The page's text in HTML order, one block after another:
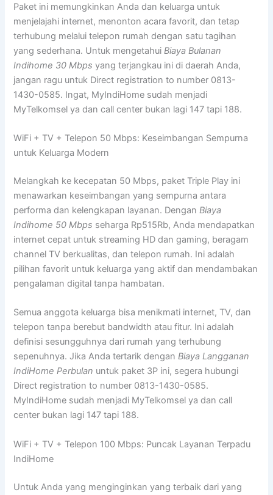
Paket ini memungkinkan Anda dan keluarga untuk
menjelajahi internet, menonton acara favorit, dan tetap
terhubung melalui telepon rumah dengan satu tagihan
yang sederhana. Untuk mengetahuiBiaya Bulanan
Indihome 30 Mbps yang terjangkau ini di daerah Anda,
jangan ragu untuk Direct registration to number 0813-
1430-0585. Ingat, MyIndiHome sudah menjadi
MyTelkomsel ya dan call center bukan lagi 147 tapi 188.
WiFi + TV + Telepon 50 Mbps: Keseimbangan Sempurna
untuk Keluarga Modern
Melangkah ke kecepatan 50 Mbps, paket Triple Play ini
menawarkan keseimbangan yang sempurna antara
performa dan kelengkapan layanan. DenganBiaya
Indihome 50 Mbps seharga Rp515Rb, Anda mendapatkan
internet cepat untuk streaming HD dan gaming, beragam
channel TV berkualitas, dan telepon rumah. Ini adalah
pilihan favorit untuk keluarga yang aktif dan mendambakan
pengalaman digital tanpa hambatan.
Semua anggota keluarga bisa menikmati internet, TV, dan
telepon tanpa berebut bandwidth atau fitur. Ini adalah
definisi sesungguhnya dari rumah yang terhubung
sepenuhnya. Jika Anda tertarik denganBiaya Langganan
IndiHome Perbulan untuk paket 3P ini, segera hubungi
Direct registration to number 0813-1430-0585.
MyIndiHome sudah menjadi MyTelkomsel ya dan call
center bukan lagi 147 tapi 188.
WiFi + TV + Telepon 100 Mbps: Puncak Layanan Terpadu
IndiHome
Untuk Anda yang menginginkan yang terbaik dari yang